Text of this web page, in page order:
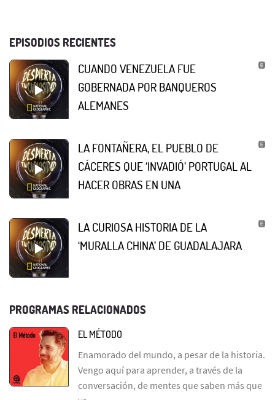
EPISODIOS RECIENTES
CUANDO VENEZUELA FUE
GOBERNADA POR BANQUEROS
ALEMANES
LA FONTAÑERA, EL PUEBLO DE
CÁCERES QUE ‘INVADIÓ’ PORTUGAL AL
HACER OBRAS EN UNA
LA CURIOSA HISTORIA DE LA
‘MURALLA CHINA’ DE GUADALAJARA
PROGRAMAS RELACIONADOS
EL MÉTODO
Enamorado del mundo, a pesar de la historia.
Vengo aquí para aprender, a través de la
conversación, de mentes que saben más que